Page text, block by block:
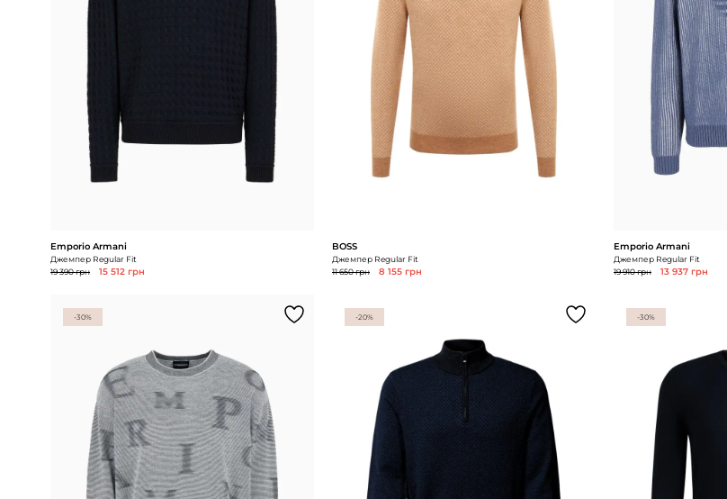
Emporio Armani
Джемпер Regular Fit
19 390 грн
15 512 грн
BOSS
Джемпер Regular Fit
11 650 грн
8 155 грн
Emporio Armani
Джемпер Regular Fit
19 910 грн
13 937 грн
-30% -20% -30%